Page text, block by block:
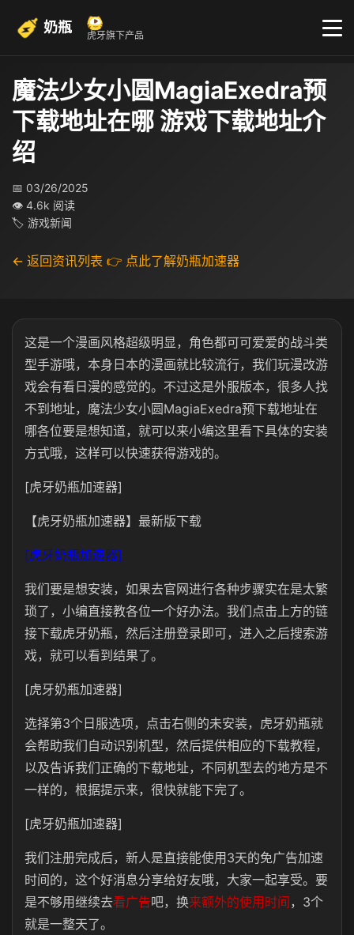
奶瓶 虎牙旗下产品
魔法少女小圆MagiaExedra预
下载地址在哪 游戏下载地址介
绍
📅 03/26/2025
👁 4.6k 阅读
🏷 游戏新闻
← 返回资讯列表 👉 点此了解奶瓶加速器
这是一个漫画风格超级明显，角色都可可爱爱的战斗类
型手游哦，本身日本的漫画就比较流行，我们玩漫改游
戏会有看日漫的感觉的。不过这是外服版本，很多人找
不到地址，魔法少女小圆MagiaExedra预下载地址在
哪各位要是想知道，就可以来小编这里看下具体的安装
方式哦，这样可以快速获得游戏的。
[虎牙奶瓶加速器]
【虎牙奶瓶加速器】最新版下载
[虎牙奶瓶加速器]
我们要是想安装，如果去官网进行各种步骤实在是太繁
琐了，小编直接教各位一个好办法。我们点击上方的链
接下载虎牙奶瓶，然后注册登录即可，进入之后搜索游
戏，就可以看到结果了。
[虎牙奶瓶加速器]
选择第3个日服选项，点击右侧的未安装，虎牙奶瓶就
会帮助我们自动识别机型，然后提供相应的下载教程，
以及告诉我们正确的下载地址，不同机型去的地方是不
一样的，根据提示来，很快就能下完了。
[虎牙奶瓶加速器]
我们注册完成后，新人是直接能使用3天的免广告加速
时间的，这个好消息分享给好友哦，大家一起享受。要
是不够用继续去看广告吧，换来额外的使用时间 ，3个
就是一整天了。